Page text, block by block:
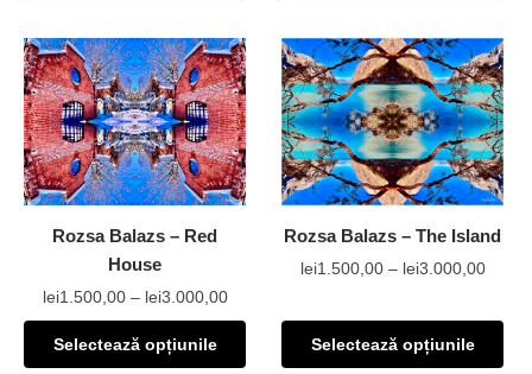
Rozsa Balazs – Red
House
lei1.500,00– lei3.000,00
Selectează opțiunile
Rozsa Balazs – The Island
lei1.500,00– lei3.000,00
Selectează opțiunile